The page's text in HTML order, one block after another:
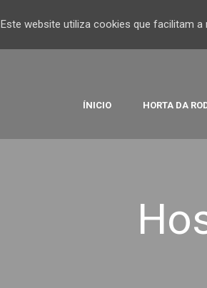
ÍNICIO HORTA DA
Este website utiliza cookies que facilitam